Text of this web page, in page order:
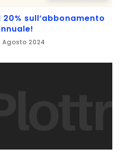
sull’abbonamento
Agosto 2024